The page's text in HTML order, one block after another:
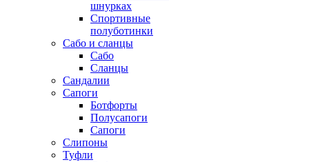
шнурках
Спортивные
полуботинки
Сабо и сланцы
Сабо
Сланцы
Сандалии
Сапоги
Ботфорты
Полусапоги
Сапоги
Слипоны
Туфли